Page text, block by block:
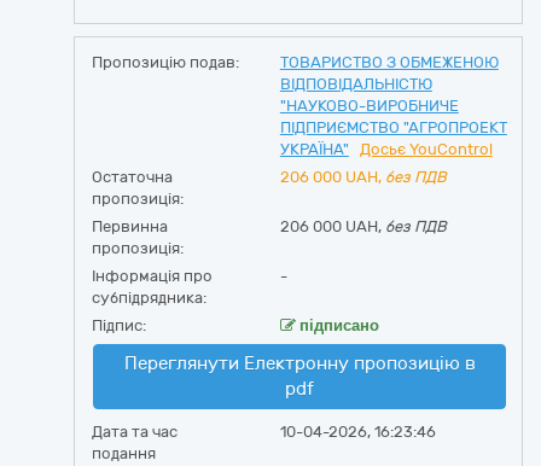
Пропозицію подав:
ТОВАРИСТВО З ОБМЕЖЕНОЮ
ВІДПОВІДАЛЬНІСТЮ
"НАУКОВО-ВИРОБНИЧЕ
ПІДПРИЄМСТВО "АГРОПРОЕКТ
УКРАЇНА"
Досьє YouControl
Остаточна
пропозиція:
206 000 UAH, без ПДВ
Первинна
пропозиція:
206 000 UAH, без ПДВ
Інформація про
субпідрядника:
-
Підпис: підписано
Переглянути Електронну пропозицію в
pdf
Дата та час
подання
10-04-2026, 16:23:46